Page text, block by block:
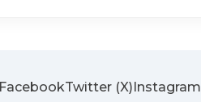
FacebookTwitter (X) Instagram